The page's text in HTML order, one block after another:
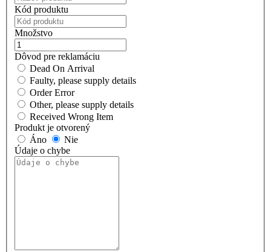
Kód produktu
Množstvo
Dôvod pre reklamáciu
Dead On Arrival
Faulty, please supply details
Order Error
Other, please supply details
Received Wrong Item
Produkt je otvorený
Áno
Nie
Údaje o chybe